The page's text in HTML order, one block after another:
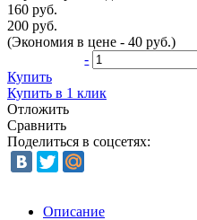
160 руб.
200 руб.
(Экономия в цене - 40 руб.)
-
Купить
Купить в 1 клик
Отложить
Сравнить
Поделиться в соцсетях:
Описание